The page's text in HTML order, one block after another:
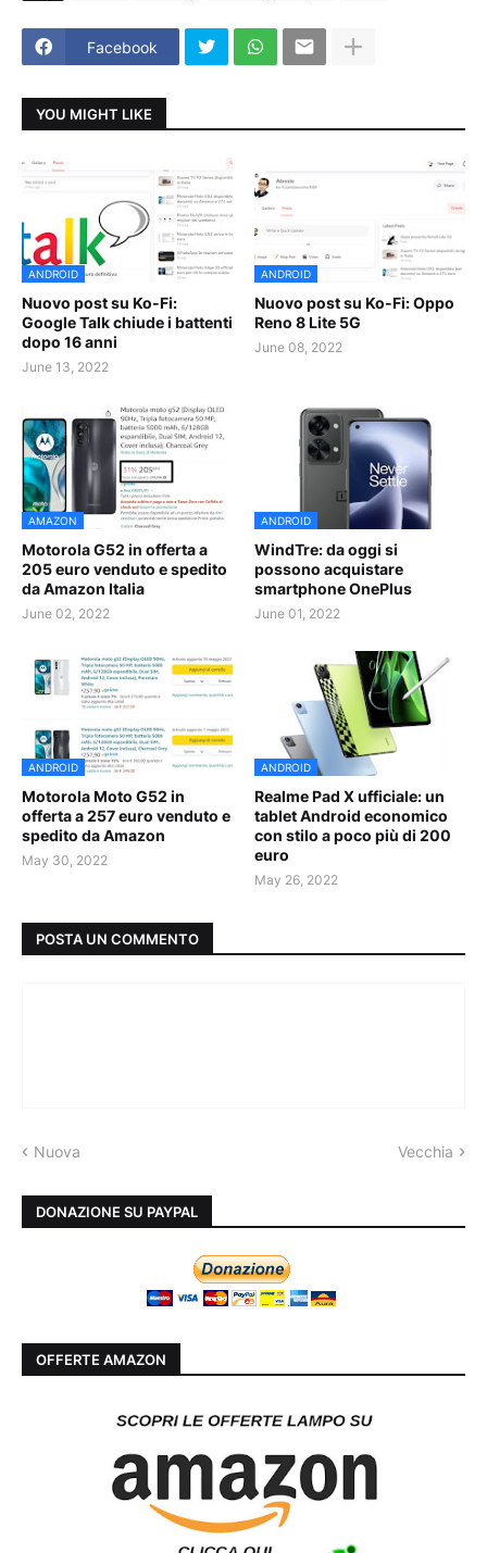
Facebook
YOU MIGHT LIKE
ANDROID
Nuovo post su Ko-Fi:
Google Talk chiude i battenti
dopo 16 anni
June 13, 2022
ANDROID
Nuovo post su Ko-Fi: Oppo
Reno 8 Lite 5G
June 08, 2022
AMAZON
Motorola G52 in offerta a
205 euro venduto e spedito
da Amazon Italia
June 02, 2022
ANDROID
WindTre: da oggi si
possono acquistare
smartphone OnePlus
June 01, 2022
ANDROID
Motorola Moto G52 in
offerta a 257 euro venduto e
spedito da Amazon
May 30, 2022
ANDROID
Realme Pad X ufficiale: un
tablet Android economico
con stilo a poco più di 200
euro
May 26, 2022
POSTA UN COMMENTO
Nuova Vecchia
DONAZIONE SU PAYPAL
OFFERTE AMAZON